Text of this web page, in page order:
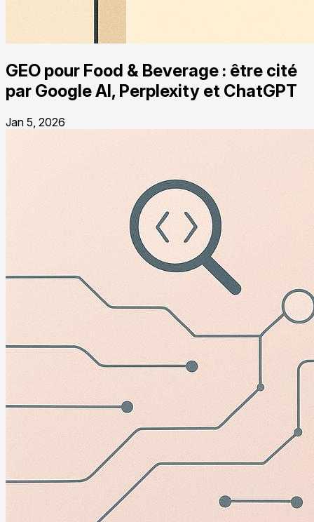
GEO pour Food & Beverage : être cité
par Google AI, Perplexity et ChatGPT
Jan 5, 2026